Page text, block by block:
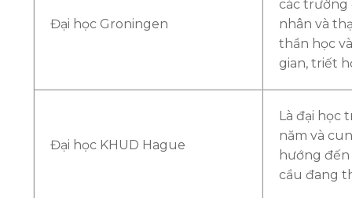
Đại học Groningen
các trường
nhân và
thần học
gian, triết
Đại học KHUD Hague
Là đại học
năm và
hướng
cầu đang